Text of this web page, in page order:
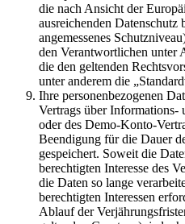
die nach Ansicht der
ausreichenden Datenschutz
angemessenes
den Verantwortlichen unter
die den geltenden
unter anderem die
Ihre personenbezogenen
Vertrags über Informations-
oder des Demo-Konto-
Beendigung für die Dauer
gespeichert. Soweit die
berechtigten Interesse des
die Daten so lange
berechtigten Interessen
Ablauf der